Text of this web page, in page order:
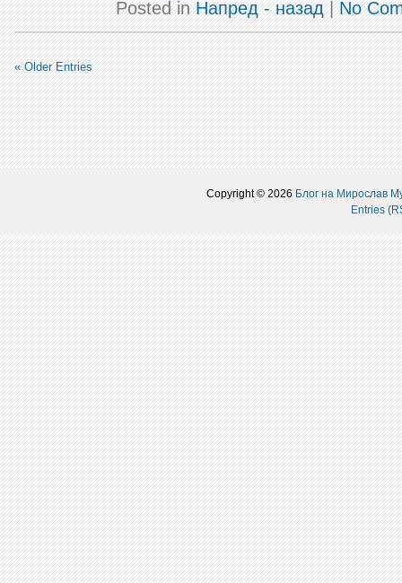
Posted inНапред - назад|No
« Older Entries
Copyright © 2026 Блог на Мирослав
Entries